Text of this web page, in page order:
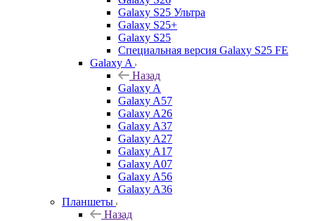
Galaxy S25 Ультра
Galaxy S25+
Galaxy S25
Специальная версия Galaxy S25 FE
Galaxy A
Назад
Galaxy A
Galaxy A57
Galaxy A26
Galaxy A37
Galaxy A27
Galaxy A17
Galaxy A07
Galaxy A56
Galaxy A36
Планшеты
Назад